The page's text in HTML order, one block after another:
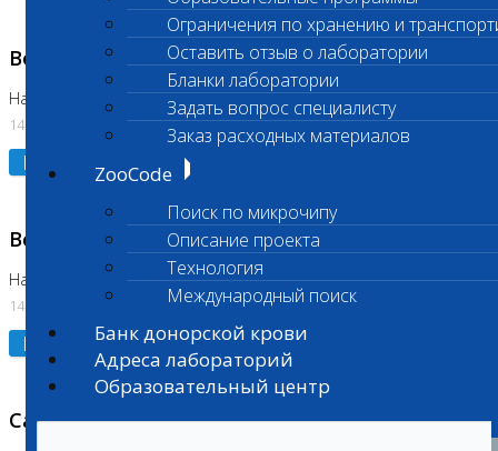
Ограничения по хранению и
Оставить отзыв о лаборатории
Бланки лаборатории
Задать вопрос специалисту
Заказ расходных материалов
ZooCode
Поиск по микрочипу
Описание проекта
Технология
Международный поиск
Банк донорской крови
Адреса лабораторий
Образовательный центр
Возобновлено выполнение исследования
На Нагорной (Код 961, 962)
14.07.2026
Подробнее
Возобновлено выполнение исследования
На Нагорной (Код 157)
14.07.2026
Подробнее
Санитарный день